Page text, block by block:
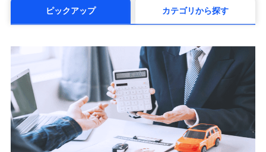
（https://www.msa-life.co.jp/）
メットライフ生命株式会社(https://www.metlife.co.jp/)
■少額短期保険
株式会社アシロ少額短期保険 (https://kailash.co.jp/)
SBIいきいき少額短期保険会社 (https://www.i-
sedai.com/)
SBIペット少額短期保険株式会社 (https://www.sbipet-
ssi.co.jp/)
SBIリスタ少額短期保険会社
ピックアップ カテゴリから探す